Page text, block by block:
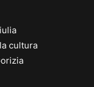
cultura